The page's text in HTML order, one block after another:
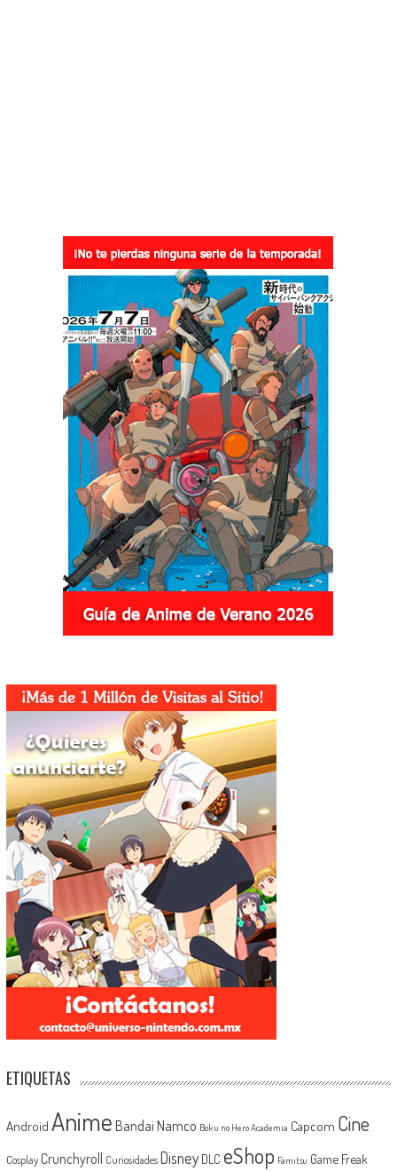
ETIQUETAS
Android Anime Bandai Namco Boku no Hero Academia Capcom Cine
Cosplay Crunchyroll Curiosidades Disney DLC eShop Famitsu Game Freak